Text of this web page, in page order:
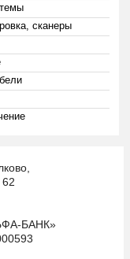
сканеры
БАНК»